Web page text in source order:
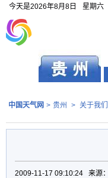
今天是2026年8月8日 星期六
中国天气网 > 贵州 > 关于我们
2009-11-17 09:10:24 来源：